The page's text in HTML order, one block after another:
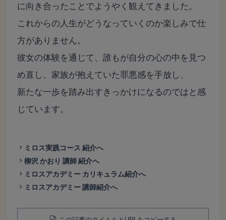
に向き合ったことでようやく観えてきました。
これからの人生がどうなっていくのか楽しみで仕
方がありません。
彼女の体験を通じて、誰もが自分の心の中を見つ
め直し、家族が抱えていた罪悪感を手放し、
新たな一歩を踏み出すきっかけになるのではと感
じています。
ミロス実践コース 紹介へ
柳沢 かおり 講師 紹介へ
ミロスアカデミー カリキュラム紹介へ
ミロスアカデミー 講師紹介へ